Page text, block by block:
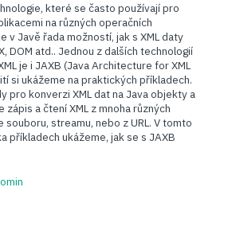
které se často používají pro
na různých operačních
v Javě řada možností, jak s XML daty
DOM atd.. Jednou z dalších technologií
je i JAXB (Java Architecture for XML
si ukážeme na praktických příkladech.
pro konverzi XML dat na Java objekty a
zápis a čtení XML z mnoha různých
souboru, streamu, nebo z URL. V tomto
příkladech ukážeme, jak se s JAXB